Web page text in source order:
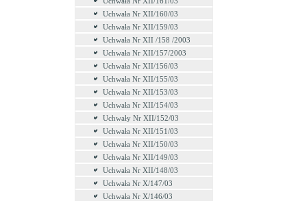
Uchwała Nr XII/160/03
Uchwała Nr XII/159/03
Uchwała Nr XII /158 /2003
Uchwała Nr XII/157/2003
Uchwała Nr XII/156/03
Uchwała Nr XII/155/03
Uchwała Nr XII/153/03
Uchwała Nr XII/154/03
Uchwały Nr XII/152/03
Uchwała Nr XII/151/03
Uchwała Nr XII/150/03
Uchwała Nr XII/149/03
Uchwała Nr XII/148/03
Uchwała Nr X/147/03
Uchwała Nr X/146/03